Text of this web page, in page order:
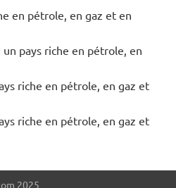
en pétrole, en gaz et en
un pays riche en pétrole, en
riche en pétrole, en gaz et
riche en pétrole, en gaz et
2025